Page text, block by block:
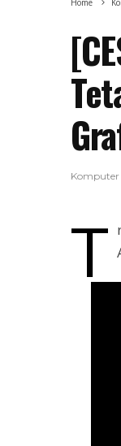
Home
Komputer
T